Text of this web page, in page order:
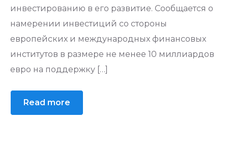
инвестированию в его развитие. Сообщается о
намерении инвестиций со стороны
европейских и международных финансовых
институтов в размере не менее 10 миллиардов
евро на поддержку […]
Read more